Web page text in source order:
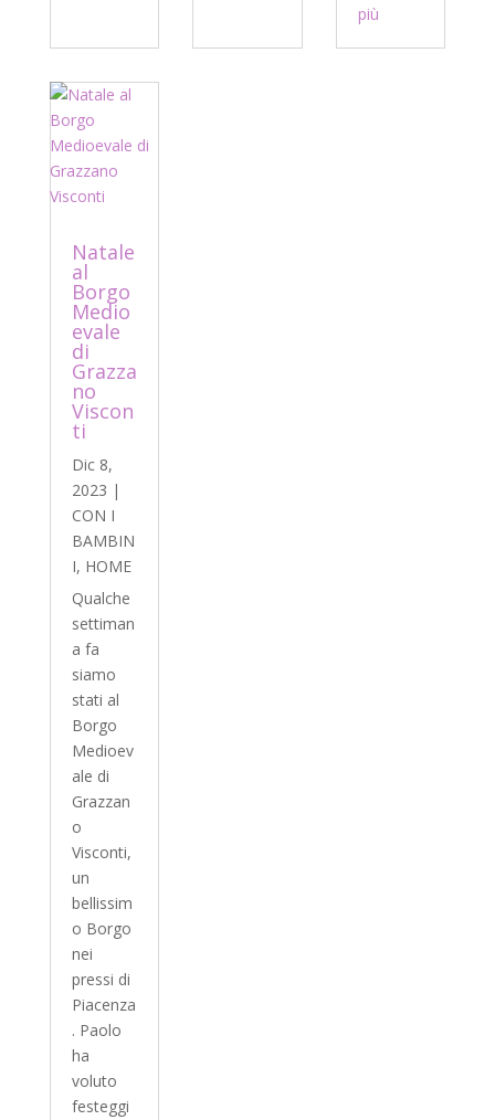
più
Natale
al
Borgo
Medio
evale
di
Grazza
no
Viscon
ti
Dic 8,
2023 |
CON I
BAMBIN
I, HOME
Qualche
settiman
a fa
siamo
stati al
Borgo
Medioev
ale di
Grazzan
o
Visconti,
un
bellissim
o Borgo
nei
pressi di
Piacenza
. Paolo
ha
voluto
festeggi